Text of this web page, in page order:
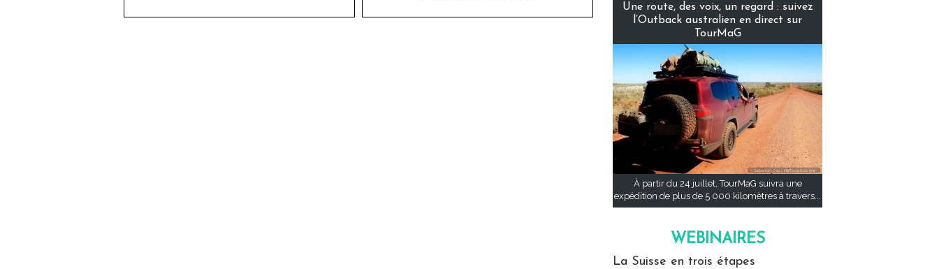
Une route, des voix, un regard : suivez
l’Outback australien en direct sur
TourMaG
À partir du 24 juillet, TourMaG suivra une
expédition de plus de 5 000 kilomètres à travers...
WEBINAIRES
La Suisse en trois étapes